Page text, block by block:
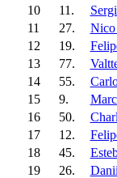
10
11.
11
27. Nico
12
19.
13
77.
14
55.
15
9.
16
50.
17
12.
18
45.
19
26.